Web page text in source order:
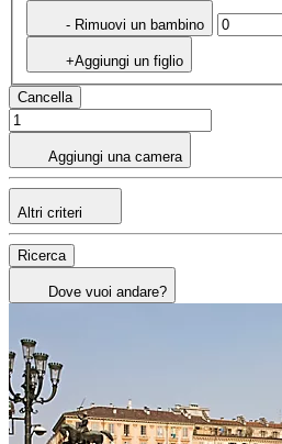
- Rimuovi un bambino
+Aggiungi un figlio
Cancella
Aggiungi una camera
Altri criteri
Ricerca
Dove vuoi andare?